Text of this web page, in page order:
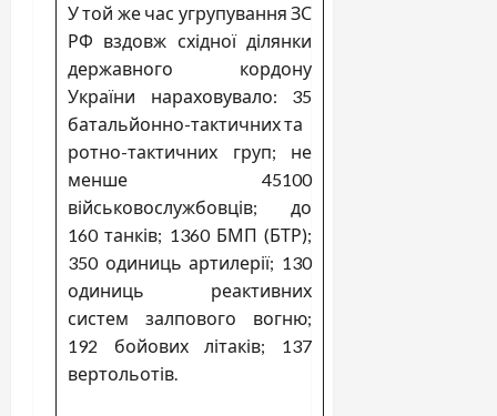
У той же час угрупування ЗС
РФ вздовж східної ділянки
державного кордону
України нараховувало: 35
батальйонно-тактичних та
ротно-тактичних груп; не
менше 45100
військовослужбовців; до
160 танків; 1360 БМП (БТР);
350 одиниць артилерії; 130
одиниць реактивних
систем залпового вогню;
192 бойових літаків; 137
вертольотів.